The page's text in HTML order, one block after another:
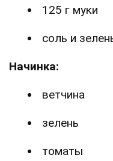
125 г муки
соль и
Начинка:
ветчина
зелень
томаты